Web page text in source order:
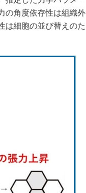
の角度依存性は組織外
は細胞の並び替えのた